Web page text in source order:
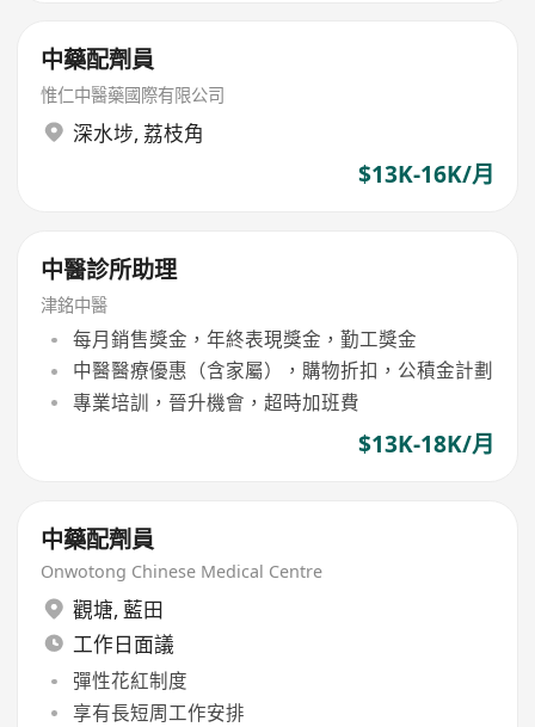
中藥配劑員
惟仁中醫藥國際有限公司
深水埗, 荔枝角
$13K-16K/月
中醫診所助理
津銘中醫
每月銷售獎金，年終表現獎金，勤工獎金
中醫醫療優惠（含家屬），購物折扣，公積金計劃
專業培訓，晉升機會，超時加班費
$13K-18K/月
中藥配劑員
Onwotong Chinese Medical Centre
觀塘, 藍田
工作日面議
彈性花紅制度
享有長短周工作安排